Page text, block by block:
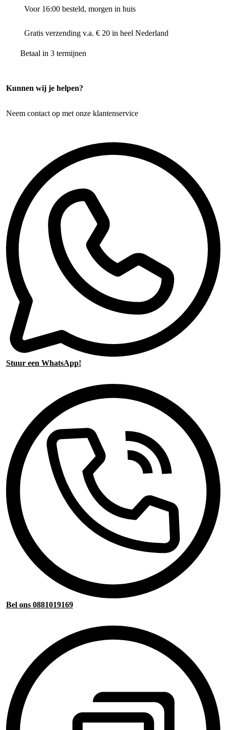
Voor 16:00 besteld, morgen in huis
Gratis verzending v.a. € 20 in heel Nederland
Betaal in 3 termijnen
Kunnen wij je helpen?
Neem contact op met onze klantenservice
Stuur een WhatsApp!
Bel ons 0881019169